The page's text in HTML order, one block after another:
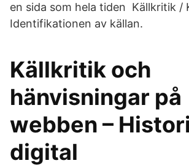
en sida som hela tiden Källkritik /
Identifikationen av källan.
Källkritik och
hänvisningar på
webben –
digital